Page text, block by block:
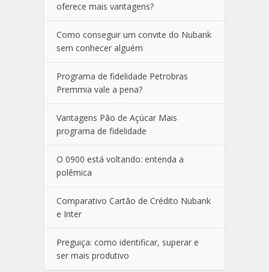
oferece mais vantagens?
Como conseguir um convite do Nubank
sem conhecer alguém
Programa de fidelidade Petrobras
Premmia vale a pena?
Vantagens Pão de Açúcar Mais
programa de fidelidade
O 0900 está voltando: entenda a
polêmica
Comparativo Cartão de Crédito Nubank
e Inter
Preguiça: como identificar, superar e
ser mais produtivo